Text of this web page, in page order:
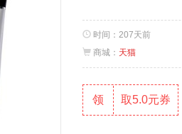
时间： 207天前
商城： 天猫
领 取5.0元券